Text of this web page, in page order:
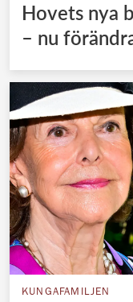
Hovets nya
– nu
KUNGAFAMILJEN